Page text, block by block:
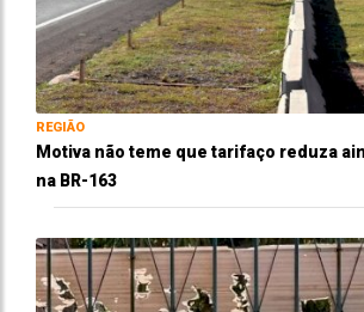
REGIÃO
Motiva não teme que tarifaço reduza
na BR-163